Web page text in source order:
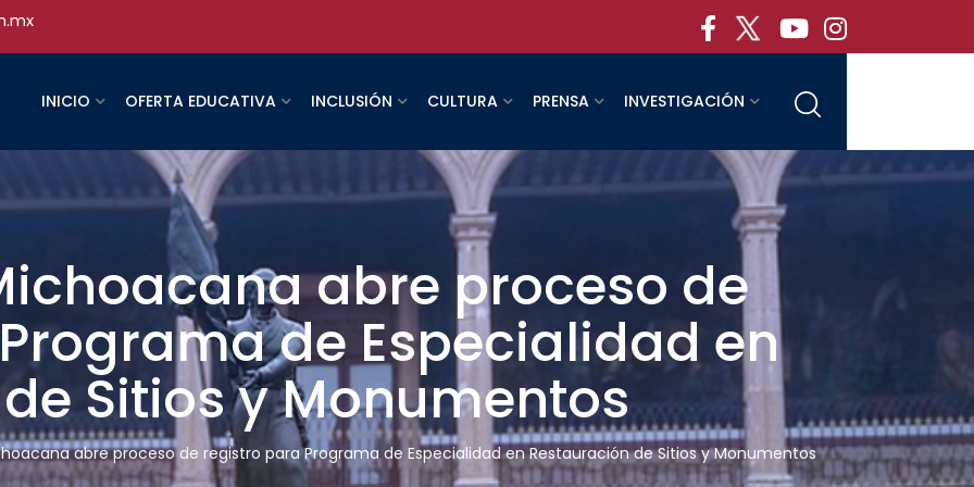
INICIO OFERTA EDUCATIVA INCLUSIÓN CULTURA PRENSA INVESTIGACIÓN
abre proceso de
de Especialidad en
Sitios y Monumentos
abre proceso de registro para Programa de Especialidad en Restauración de Sitios y Monumentos